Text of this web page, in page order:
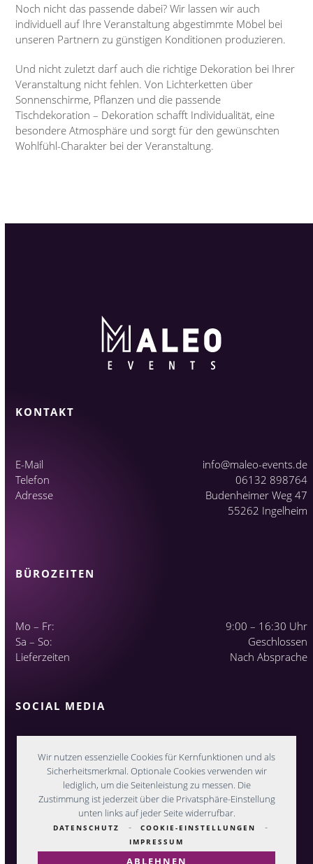
Wir nutzen essenzielle Cookies für Kernfunktionen und als
Sicherheitsmerkmal. Optionale Cookies verwenden wir
lediglich, um die Seitenleistung zu messen. Die
Zustimmung ist jederzeit über die Privatsphäre-Einstellung
unten links auf jeder Seite widerrufbar.
DATENSCHUTZ - COOKIE-EINSTELLUNGEN -
IMPRESSUM
ABLEHNEN
Noch nicht das passende dabei? Wir lassen wir auch
individuell auf Ihre Veranstaltung abgestimmte Möbel bei
unseren Partnern zu günstigen Konditionen produzieren.
Und nicht zuletzt darf auch die richtige Dekoration bei Ihrer
Veranstaltung nicht fehlen. Von Lichterketten über
Sonnenschirme, Pflanzen und die passende
Tischdekoration – Dekoration schafft Individualität, eine
besondere Atmosphäre und sorgt für den gewünschten
Wohlfühl-Charakter bei der Veranstaltung.
KONTAKT
E-Mail
info@maleo-events.de
Telefon
06132 898764
Adresse
Budenheimer Weg 47
55262 Ingelheim
BÜROZEITEN
Mo – Fr:
9:00 – 16:30 Uhr
Sa – So:
Geschlossen
Lieferzeiten
Nach Absprache
SOCIAL MEDIA